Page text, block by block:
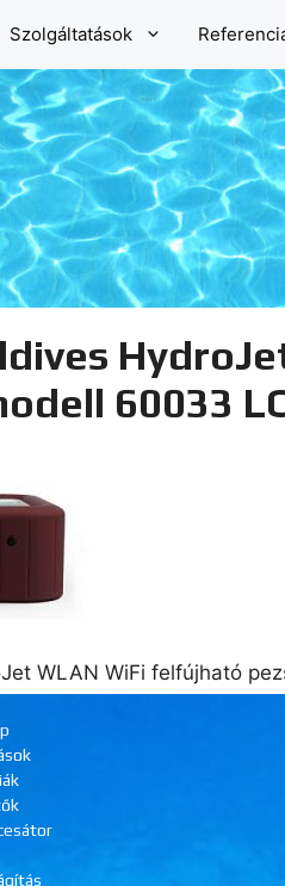
Szolgáltatások
60033
WLAN WiFi felfújható